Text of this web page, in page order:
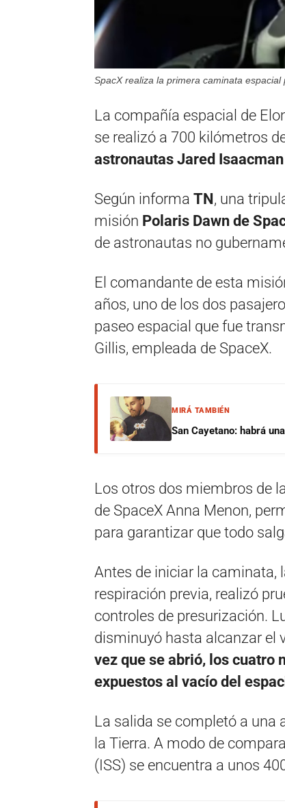
SpacX realiza la primera caminata
La compañía espacial de
se realizó a 700 kilómetros
astronautas Jared
Según informa TN, una
misión Polaris Dawn de
de astronautas no
El comandante de esta
años, uno de los dos
paseo espacial que fue
Gillis, empleada de SpaceX.
MIRÁ TAMBIÉN
San Cayetano: habrá
Los otros dos miembros de
de SpaceX Anna Menon,
para garantizar que todo
Antes de iniciar la caminata,
respiración previa, realizó
controles de presurización.
disminuyó hasta alcanzar el
vez que se abrió, los cuatro
expuestos al vacío del
La salida se completó a
la Tierra. A modo de
(ISS) se encuentra a unos